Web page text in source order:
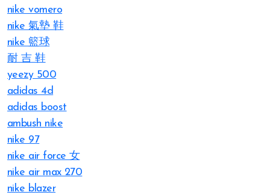
nike vomero
nike 氣墊 鞋
nike 籃球
耐 吉 鞋
yeezy 500
adidas 4d
adidas boost
ambush nike
nike 97
nike air force 女
nike air max 270
nike blazer